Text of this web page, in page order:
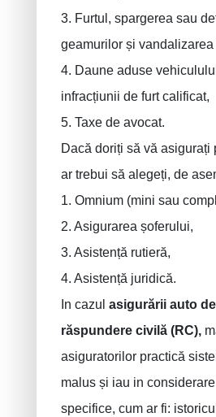
3. Furtul, spargerea sau
geamurilor și
4. Daune aduse
infracțiunii de furt calificat,
5. Taxe de avocat.
Dacă doriți să vă asigurați
ar trebui să alegeți, de
1. Omnium (mini sau
2. Asigurarea șoferului,
3. Asistență rutieră,
4. Asistență juridică.
In cazul asigurării auto de
răspundere civilă (RC),
asiguratorilor practică
malus și iau in
specifice, cum ar fi:
Asigurare incendiu
Asigurări auto
Asigurari de sanatate
Economi pentru copii
Asigurari Deces
Asigurare funerară
Răspundere civilă / exploatare
Asigurari acident de munca
Asigurare decenală
PRUSZYNSKA-SIENKO Iwona Barbara
ERROELEN Frederic
BALAN Gabriel